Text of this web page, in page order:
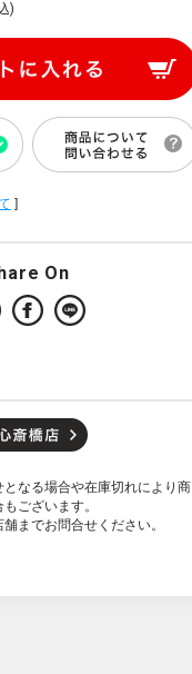
)
]
On
となる場合や在庫切れにより商
ございます。
までお問合せください。